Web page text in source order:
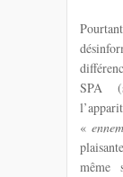
SPA
«
même